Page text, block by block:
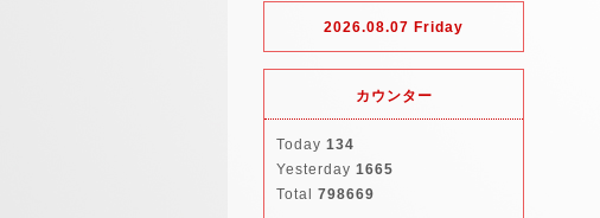
2026.08.07 Friday
カウンター
Today 134
Yesterday 1665
Total 798669